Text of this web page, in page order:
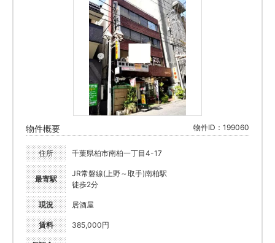
物件概要 物件ID：199060
住所 千葉県柏市南柏一丁目4-17
最寄駅
JR常磐線(上野～取手)南柏駅
徒歩2分
現況 居酒屋
賃料 385,000円